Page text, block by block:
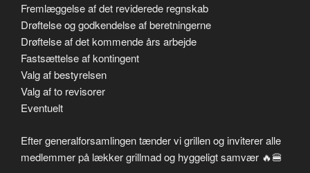
Fremlæggelse af det reviderede regnskab
Drøftelse og godkendelse af beretningerne
Drøftelse af det kommende års arbejde
Fastsættelse af kontingent
Valg af bestyrelsen
Valg af to revisorer
Eventuelt
Efter generalforsamlingen tænder vi grillen og inviterer alle
medlemmer på lækker grillmad og hyggeligt samvær 🔥🍔